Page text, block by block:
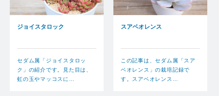
ジョイスタロック
セダム属「ジョイスタロッ
ク」の紹介です。見た目は、
虹の玉やマッコスに…
スアベオレンス
この記事は、セダム属「スア
ベオレンス」の栽培記録で
す。スアベオレンス…